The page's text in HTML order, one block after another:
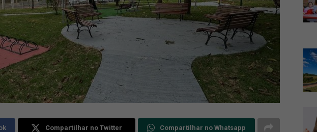
Compartilhar no Twitter Compartilhar no Whatsapp